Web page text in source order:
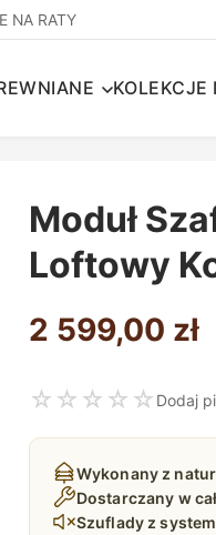
NA RATY
KOLEKCJE
Moduł
Loftowy
2 599,00 zł
☆ ☆ ☆ ☆ ☆ Dodaj
Wykonany z
Dostarczany w
Szuflady z